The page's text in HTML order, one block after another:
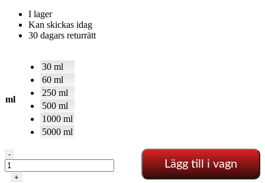
I lager
Kan skickas idag
30 dagars returrätt
ml
30 ml
60 ml
250 ml
500 ml
1000 ml
5000 ml
Terra
Aquatica
-
-
+
Lägg till i vagn